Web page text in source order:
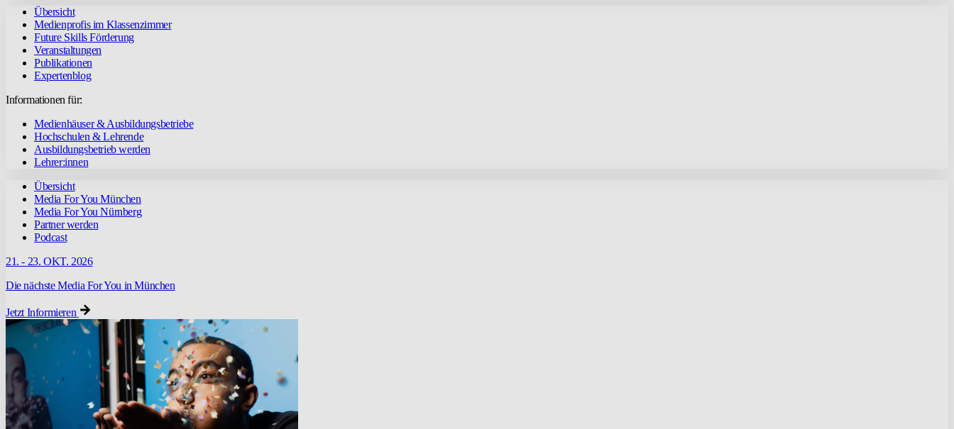
Übersicht
Medienprofis im Klassenzimmer
Future Skills Förderung
Veranstaltungen
Publikationen
Expertenblog
Informationen für:
Medienhäuser & Ausbildungsbetriebe
Hochschulen & Lehrende
Ausbildungsbetrieb werden
Lehrer:innen
Übersicht
Media For You München
Media For You Nürnberg
Partner werden
Podcast
21. - 23. OKT. 2026
Die nächste Media For You in München
Jetzt Informieren